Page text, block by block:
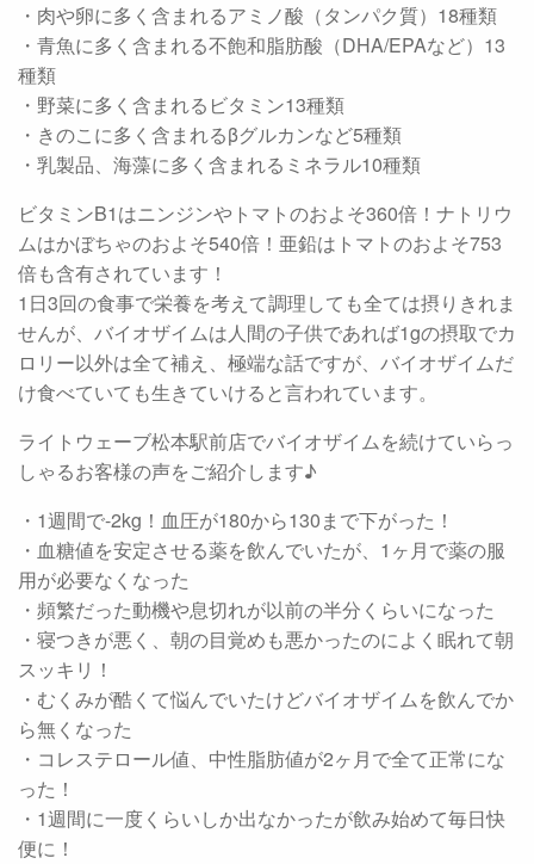
・肉や卵に多く含まれるアミノ酸（タンパク質）18種類
・青魚に多く含まれる不飽和脂肪酸（DHA/EPAなど）13
種類
・野菜に多く含まれるビタミン13種類
・きのこに多く含まれるβグルカンなど5種類
・乳製品、海藻に多く含まれるミネラル10種類
ビタミンB1はニンジンやトマトのおよそ360倍！ナトリウ
ムはかぼちゃのおよそ540倍！亜鉛はトマトのおよそ753
倍も含有されています！
1日3回の食事で栄養を考えて調理しても全ては摂りきれま
せんが、バイオザイムは人間の子供であれば1gの摂取でカ
ロリー以外は全て補え、極端な話ですが、バイオザイムだ
け食べていても生きていけると言われています。
ライトウェーブ松本駅前店でバイオザイムを続けていらっ
しゃるお客様の声をご紹介します♪
・1週間で-2kg！血圧が180から130まで下がった！
・血糖値を安定させる薬を飲んでいたが、1ヶ月で薬の服
用が必要なくなった
・頻繁だった動機や息切れが以前の半分くらいになった
・寝つきが悪く、朝の目覚めも悪かったのによく眠れて朝
スッキリ！
・むくみが酷くて悩んでいたけどバイオザイムを飲んでか
ら無くなった
・コレステロール値、中性脂肪値が2ヶ月で全て正常にな
った！
・1週間に一度くらいしか出なかったが飲み始めて毎日快
便に！